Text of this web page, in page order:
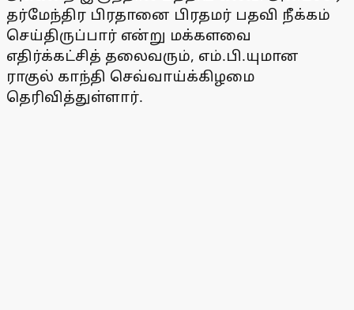
தர்மேந்திர பிரதானை பிரதமர் பதவி நீக்கம்
செய்திருப்பார் என்று மக்களவை
எதிர்க்கட்சித் தலைவரும், எம்.பி.யுமான
ராகுல் காந்தி செவ்வாய்க்கிழமை
தெரிவித்துள்ளார்.